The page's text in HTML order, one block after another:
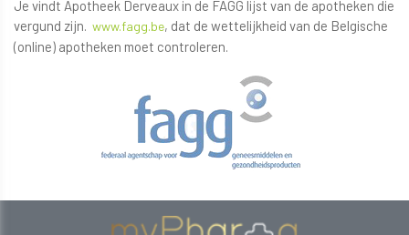
Je vindt Apotheek Derveaux in de FAGG lijst van de apotheken die
vergund zijn. www.fagg.be, dat de wettelijkheid van de Belgische
(online) apotheken moet controleren.